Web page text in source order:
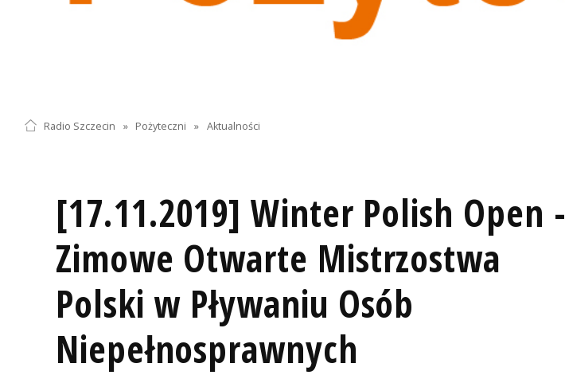
Radio Szczecin » Pożyteczni » Aktualności
[17.11.2019] Winter Polish Open -
Zimowe Otwarte Mistrzostwa
Polski w Pływaniu Osób
Niepełnosprawnych